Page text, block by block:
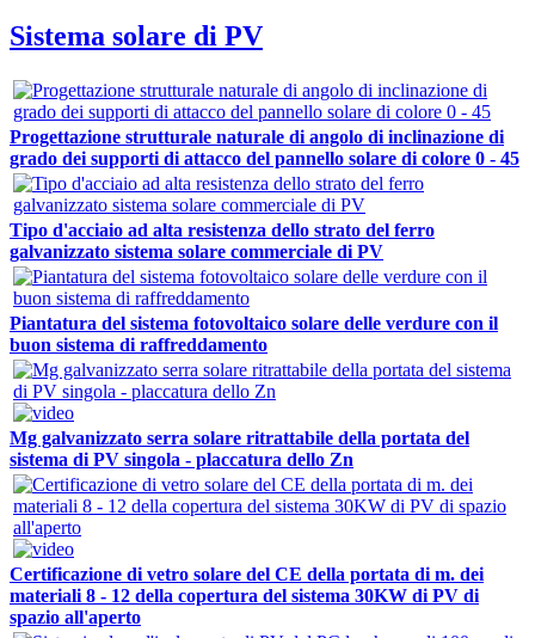
Sistema solare di PV
Progettazione strutturale naturale di angolo di inclinazione di
grado dei supporti di attacco del pannello solare di colore 0 - 45
Tipo d'acciaio ad alta resistenza dello strato del ferro
galvanizzato sistema solare commerciale di PV
Piantatura del sistema fotovoltaico solare delle verdure con il
buon sistema di raffreddamento
Mg galvanizzato serra solare ritrattabile della portata del
sistema di PV singola - placcatura dello Zn
Certificazione di vetro solare del CE della portata di m. dei
materiali 8 - 12 della copertura del sistema 30KW di PV di
spazio all'aperto